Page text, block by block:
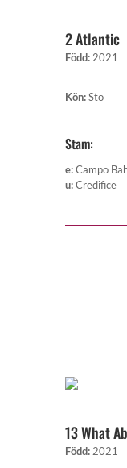
2 Atlantic
Född: 2021
Kön:Sto
Stam:
e:Campo
u:Credifice
13 What
Född: 2021